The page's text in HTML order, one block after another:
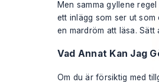
Men samma gyllene
ett inlägg som ser ut
en mardröm att läsa. Sätt
Vad Annat Kan Jag
Om du är försiktig med